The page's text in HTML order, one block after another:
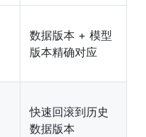
数据版本 + 模型
版本精确对应
快速回滚到历史
数据版本